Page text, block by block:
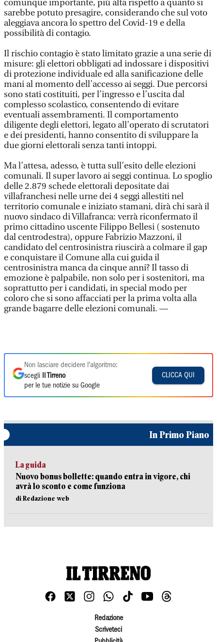
comunque importante, più alta rispetto a quanto si
sarebbe potuto presagire, considerando che sul voto
aleggiava ancora lo spettro del Covid-19 e della
possibilità di contagio.
Il rischio contagio è stato limitato grazie a una serie di
misure: gli elettori obbligati ad indossare i dispositivi
di protezione individuale ed alla sanificazione delle
mani al momento dell’accesso ai seggi. Due percorsi
sono stati costituiti, per l’ingresso e l’uscita dal
complesso scolastico, consentendo di evitare
eventuali assembramenti. Il comportamento
diligente degli elettori, legato all’operato di scrutatori
e dei presidenti, hanno consentito di sviluppare la
due giorni elettorali senza tanti intoppi.
Ma l’attesa, adesso, è tutta sull’esito delle elezioni
comunali. Il super lavoro ai seggi continua. Lo spoglio
delle 2.879 schede elettorali depositate dai
villafranchesi nelle urne dei 4 seggi allestiti nel
territorio comunale e iniziato stamani, dirà chi sarà il
nuovo sindaco di Villafranca: verrà riconfermato il
primo cittadino uscente Filippo Bellesi ( sostenuto
dal centrodestra), oppure Fabrizio Mazzoni, il
candidato del centrosinistra riuscirà a colmare il gap
e conquistare il Comune alla cui guida il
centrosinistra manca da cinque anni? Il tasso di
emozione è palpabile, non solo per i sostenitori, ma
soprattutto per i candidati, in special modo per
coloro che si sono affacciati per la prima volta alla
grande bagarre delle elezioni comunali. —
Non lasciare decidere l'algoritmo:
scegli
Il Tirreno
per le tue notizie su Google
CLICCA QUI
In Primo Piano
La guida
Nuovo bonus bollette: quando entra in vigore, chi
avrà lo sconto e come funziona
di Redazione web
Redazione
Scriveteci